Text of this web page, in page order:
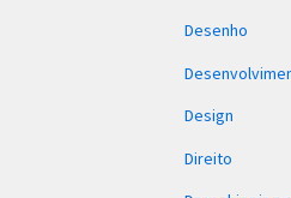
Desenho
Design
Direito